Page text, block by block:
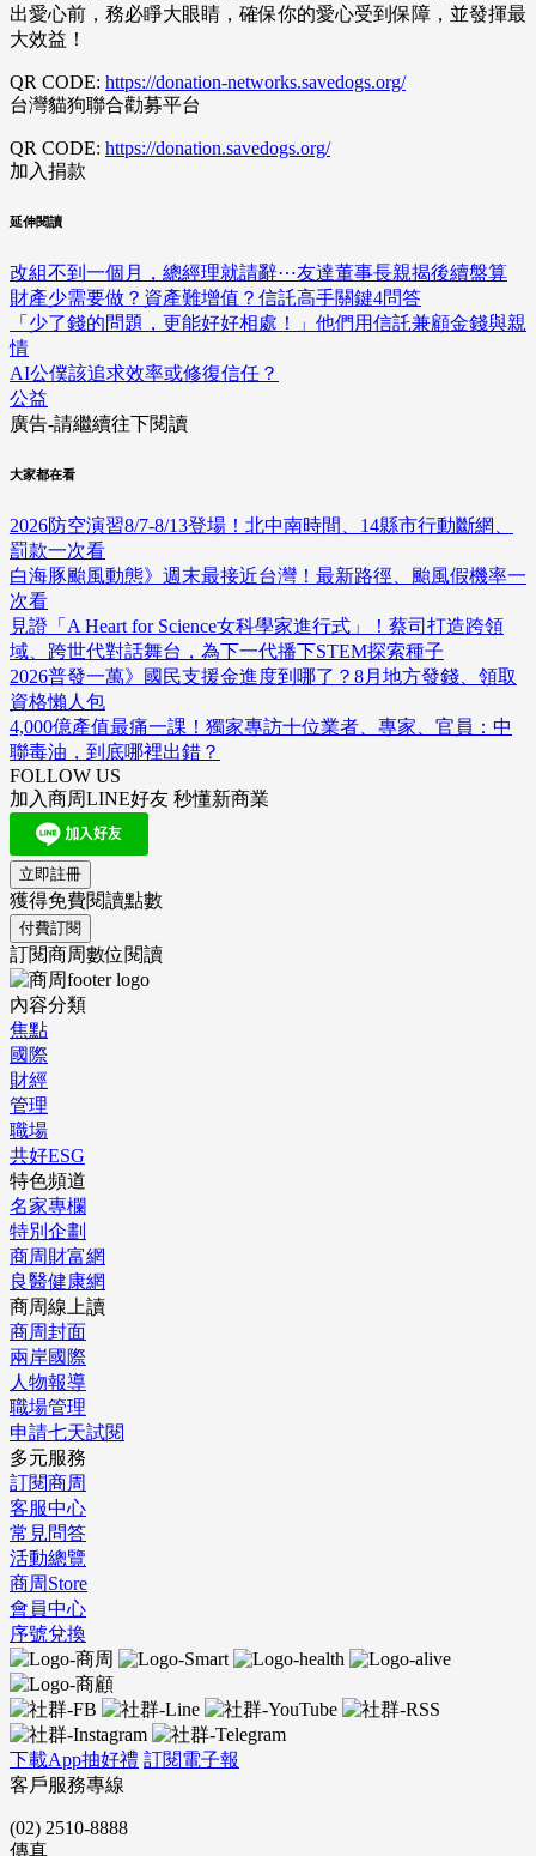
出愛心前，務必睜大眼睛，確保你的愛心受到保障，並發揮最
大效益！
QR CODE: https://donation-networks.savedogs.org/
台灣貓狗聯合勸募平台
QR CODE: https://donation.savedogs.org/
加入捐款
延伸閱讀
改組不到一個月，總經理就請辭⋯友達董事長親揭後續盤算
財產少需要做？資產難增值？信託高手關鍵4問答
「少了錢的問題，更能好好相處！」他們用信託兼顧金錢與親
情
AI公僕該追求效率或修復信任？
公益
廣告-請繼續往下閱讀
大家都在看
2026防空演習8/7-8/13登場！北中南時間、14縣市行動斷網、
罰款一次看
白海豚颱風動態》週末最接近台灣！最新路徑、颱風假機率一
次看
見證「A Heart for Science女科學家進行式」！蔡司打造跨領
域、跨世代對話舞台，為下一代播下STEM探索種子
2026普發一萬》國民支援金進度到哪了？8月地方發錢、領取
資格懶人包
4,000億產值最痛一課！獨家專訪十位業者、專家、官員：中
聯毒油，到底哪裡出錯？
FOLLOW US
加入商周LINE好友 秒懂新商業
立即註冊
獲得免費閱讀點數
付費訂閱
訂閱商周數位閱讀
內容分類
焦點
國際
財經
管理
職場
共好ESG
特色頻道
名家專欄
特別企劃
商周財富網
良醫健康網
商周線上讀
商周封面
兩岸國際
人物報導
職場管理
申請七天試閱
多元服務
訂閱商周
客服中心
常見問答
活動總覽
商周Store
會員中心
序號兌換
下載App抽好禮 訂閱電子報
客戶服務專線
(02) 2510-8888
傳真